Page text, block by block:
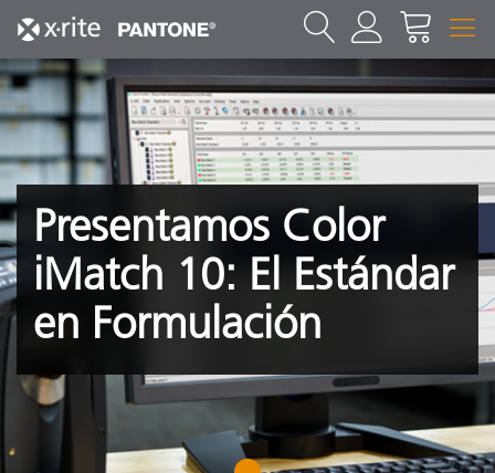
Presentamos Color
iMatch 10: El Estándar
en Formulación